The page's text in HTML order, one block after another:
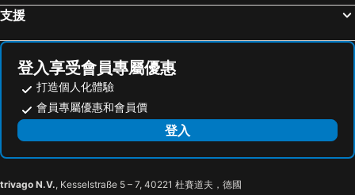
Kenting Sea Wall 130
Kenting Waterfront Hotel
Southborder Design
明君渡假中心
看海民宿
墾丁海景包棟 IG kenting timehouse beach villa船帆石海景五臥室16人包棟villal海景l唱歌l電動麻將過山車l德州撲克l桌遊l廚房l步行至沙灘三分鐘l五餅二魚l官網可刷國旅
Heart Seed B&B
Hua Hung Guest House
台南大東夜市
佛光山佛陀紀念館
瑞豐夜市
高雄新崛江
花東縱谷
三鳳中街
高雄愛河
高雄壽山動物園
鵝鑾鼻燈塔
佳樂水風景區
支援
登入享受會員專屬優惠
打造個人化體驗
會員專屬優惠和會員價
登入
trivago N.V., Kesselstraße 5 – 7, 40221 杜賽道夫，德國